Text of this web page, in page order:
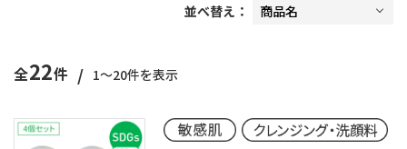
並べ替え：
全22件 / 1～20件を表示